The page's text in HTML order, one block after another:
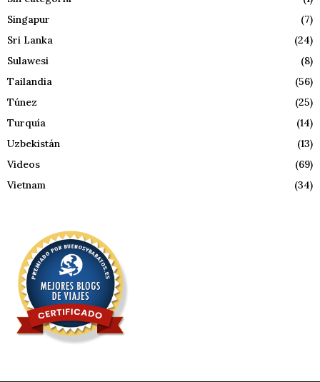
Singapur
(7)
Sri Lanka
(24)
Sulawesi
(8)
Tailandia
(56)
Túnez
(25)
Turquía
(14)
Uzbekistán
(13)
Videos
(69)
Vietnam
(34)